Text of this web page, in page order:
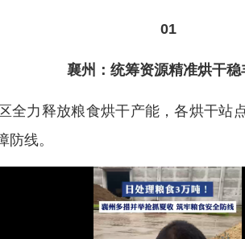
01
襄州：统筹资源精准烘干稳
全力释放粮食烘干产能，各烘干站
线。